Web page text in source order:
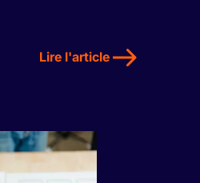
Lire l'article